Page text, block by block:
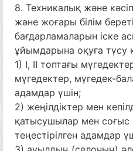
8. Техникалық және
және жоғары білім
бағдарламаларын іске
ұйымдарына оқуға түсу
1) I, II топтағы
мүгедектер, мүгедек-
адамдар үшін;
2) жеңілдіктер мен
қатысушылар мен соғыс
теңестірілген адамдар